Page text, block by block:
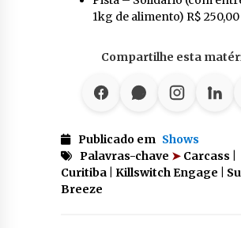
1kg de alimento) R$
Compartilhe esta
Publicado em Shows
Palavras-chave ➤Carcass |
Curitiba | Killswitch Engage |
Breeze